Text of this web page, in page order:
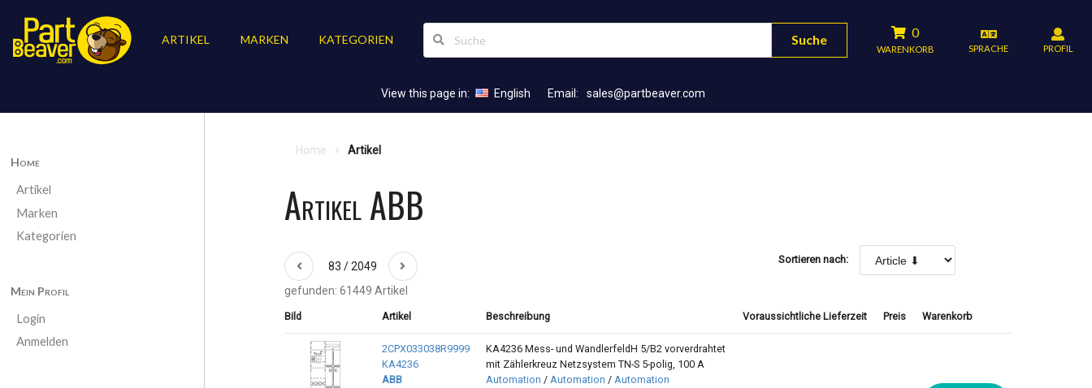
ARTIKEL MARKEN KATEGORIEN Suche 0
WARENKORB SPRACHE PROFIL
View this page in: English Email: sales@partbeaver.com
Home
Artikel
Marken
Kategorien
Mein Profil
Login
Anmelden
Home Artikel
Artikel ABB
83 / 2049 Sortieren nach:
gefunden: 61449 Artikel
Bild Artikel Beschreibung Voraussichtliche Lieferzeit Preis Warenkorb
2CPX033038R9999
KA4236
ABB
KA4236 Mess- und WandlerfeldH 5/B2 vorverdrahtet
mit Zählerkreuz Netzsystem TN-S 5-polig, 100 A
Automation / Automation / Automation